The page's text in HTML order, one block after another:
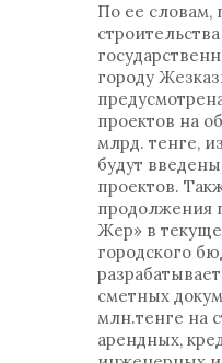
По ее словам,
городу
проектов на
млрд. тенге,
будут
проектов.
продолжения
Жер» в
городского
сметных
млн.тенге на
арендных,